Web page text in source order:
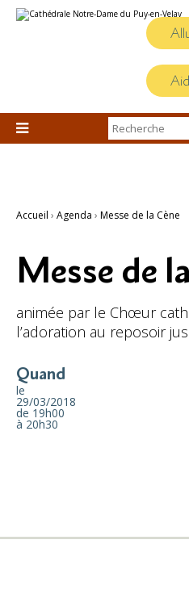
au
personnels

Chercher par
Recherche
Accueil › Agenda › Messe de la Cène
Messe de
animée par le Chœur
l’adoration au reposoir
Quand
le
29/03/2018
de 19h00
à 20h30